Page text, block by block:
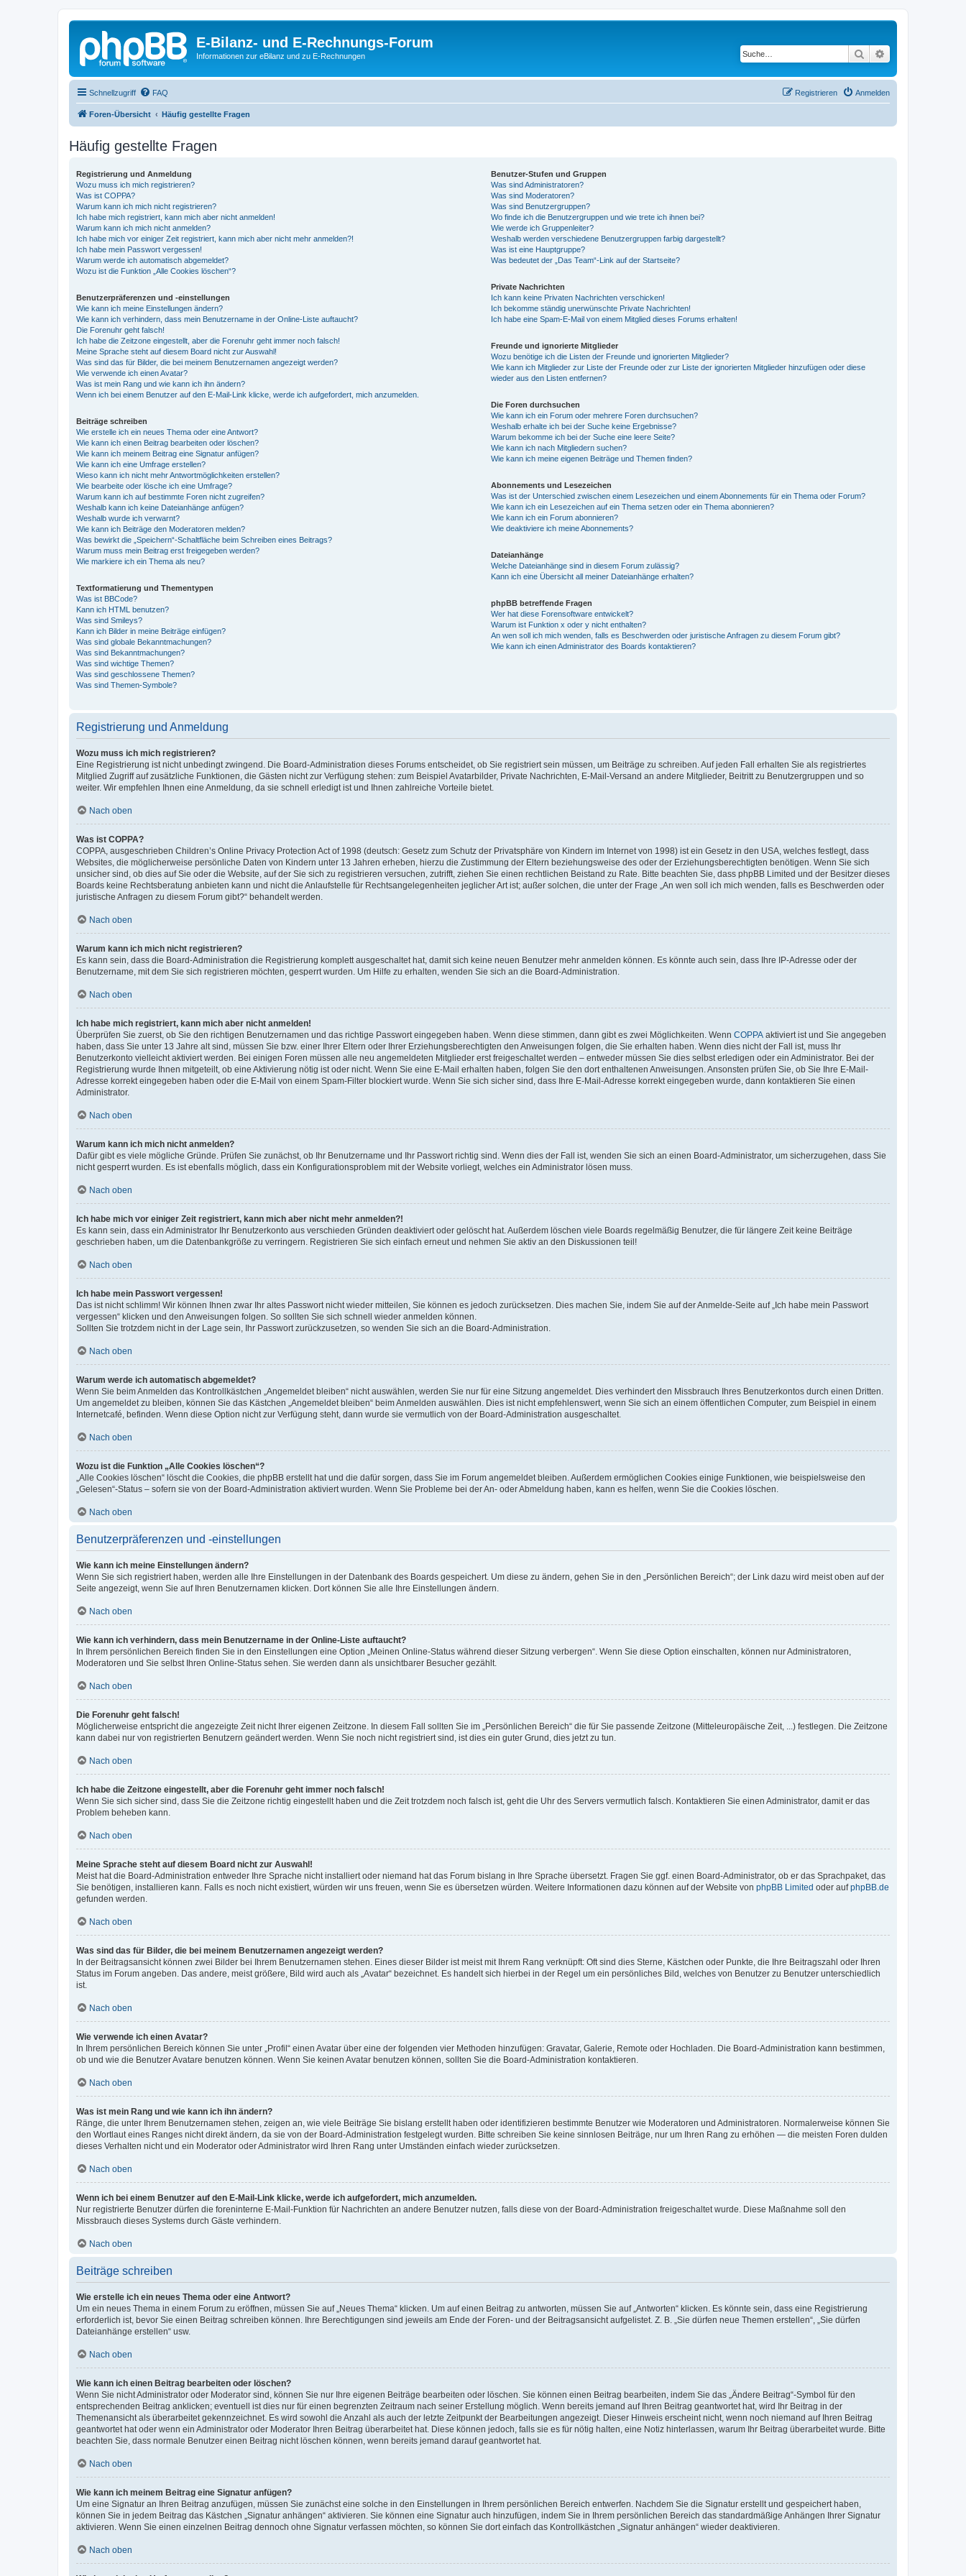
E-Bilanz- und E-Rechnungs-Forum
Informationen zur eBilanz und zu E-Rechnungen Suche
Schnellzugriff FAQ Anmelden
Registrieren
Foren-Übersicht Häufig gestellte Fragen
Häufig gestellte Fragen
Registrierung und Anmeldung
Wozu muss ich mich registrieren?
Was ist COPPA?
Warum kann ich mich nicht registrieren?
Ich habe mich registriert, kann mich aber nicht anmelden!
Warum kann ich mich nicht anmelden?
Ich habe mich vor einiger Zeit registriert, kann mich aber nicht mehr anmelden?!
Ich habe mein Passwort vergessen!
Warum werde ich automatisch abgemeldet?
Wozu ist die Funktion „Alle Cookies löschen“?
Benutzerpräferenzen und -einstellungen
Wie kann ich meine Einstellungen ändern?
Wie kann ich verhindern, dass mein Benutzername in der Online-Liste auftaucht?
Die Forenuhr geht falsch!
Ich habe die Zeitzone eingestellt, aber die Forenuhr geht immer noch falsch!
Meine Sprache steht auf diesem Board nicht zur Auswahl!
Was sind das für Bilder, die bei meinem Benutzernamen angezeigt werden?
Wie verwende ich einen Avatar?
Was ist mein Rang und wie kann ich ihn ändern?
Wenn ich bei einem Benutzer auf den E-Mail-Link klicke, werde ich aufgefordert, mich anzumelden.
Beiträge schreiben
Wie erstelle ich ein neues Thema oder eine Antwort?
Wie kann ich einen Beitrag bearbeiten oder löschen?
Wie kann ich meinem Beitrag eine Signatur anfügen?
Wie kann ich eine Umfrage erstellen?
Wieso kann ich nicht mehr Antwortmöglichkeiten erstellen?
Wie bearbeite oder lösche ich eine Umfrage?
Warum kann ich auf bestimmte Foren nicht zugreifen?
Weshalb kann ich keine Dateianhänge anfügen?
Weshalb wurde ich verwarnt?
Wie kann ich Beiträge den Moderatoren melden?
Was bewirkt die „Speichern“-Schaltfläche beim Schreiben eines Beitrags?
Warum muss mein Beitrag erst freigegeben werden?
Wie markiere ich ein Thema als neu?
Textformatierung und Thementypen
Was ist BBCode?
Kann ich HTML benutzen?
Was sind Smileys?
Kann ich Bilder in meine Beiträge einfügen?
Was sind globale Bekanntmachungen?
Was sind Bekanntmachungen?
Was sind wichtige Themen?
Was sind geschlossene Themen?
Was sind Themen-Symbole?
Benutzer-Stufen und Gruppen
Was sind Administratoren?
Was sind Moderatoren?
Was sind Benutzergruppen?
Wo finde ich die Benutzergruppen und wie trete ich ihnen bei?
Wie werde ich Gruppenleiter?
Weshalb werden verschiedene Benutzergruppen farbig dargestellt?
Was ist eine Hauptgruppe?
Was bedeutet der „Das Team“-Link auf der Startseite?
Private Nachrichten
Ich kann keine Privaten Nachrichten verschicken!
Ich bekomme ständig unerwünschte Private Nachrichten!
Ich habe eine Spam-E-Mail von einem Mitglied dieses Forums erhalten!
Freunde und ignorierte Mitglieder
Wozu benötige ich die Listen der Freunde und ignorierten Mitglieder?
Wie kann ich Mitglieder zur Liste der Freunde oder zur Liste der ignorierten Mitglieder hinzufügen oder diese
wieder aus den Listen entfernen?
Die Foren durchsuchen
Wie kann ich ein Forum oder mehrere Foren durchsuchen?
Weshalb erhalte ich bei der Suche keine Ergebnisse?
Warum bekomme ich bei der Suche eine leere Seite?
Wie kann ich nach Mitgliedern suchen?
Wie kann ich meine eigenen Beiträge und Themen finden?
Abonnements und Lesezeichen
Was ist der Unterschied zwischen einem Lesezeichen und einem Abonnements für ein Thema oder Forum?
Wie kann ich ein Lesezeichen auf ein Thema setzen oder ein Thema abonnieren?
Wie kann ich ein Forum abonnieren?
Wie deaktiviere ich meine Abonnements?
Dateianhänge
Welche Dateianhänge sind in diesem Forum zulässig?
Kann ich eine Übersicht all meiner Dateianhänge erhalten?
phpBB betreffende Fragen
Wer hat diese Forensoftware entwickelt?
Warum ist Funktion x oder y nicht enthalten?
An wen soll ich mich wenden, falls es Beschwerden oder juristische Anfragen zu diesem Forum gibt?
Wie kann ich einen Administrator des Boards kontaktieren?
Registrierung und Anmeldung
Wozu muss ich mich registrieren?
Eine Registrierung ist nicht unbedingt zwingend. Die Board-Administration dieses Forums entscheidet, ob Sie registriert sein müssen, um Beiträge zu schreiben. Auf jeden Fall erhalten Sie als registriertes
Mitglied Zugriff auf zusätzliche Funktionen, die Gästen nicht zur Verfügung stehen: zum Beispiel Avatarbilder, Private Nachrichten, E-Mail-Versand an andere Mitglieder, Beitritt zu Benutzergruppen und so
weiter. Wir empfehlen Ihnen eine Anmeldung, da sie schnell erledigt ist und Ihnen zahlreiche Vorteile bietet.
Nach oben
Was ist COPPA?
COPPA, ausgeschrieben Children’s Online Privacy Protection Act of 1998 (deutsch: Gesetz zum Schutz der Privatsphäre von Kindern im Internet von 1998) ist ein Gesetz in den USA, welches festlegt, dass
Websites, die möglicherweise persönliche Daten von Kindern unter 13 Jahren erheben, hierzu die Zustimmung der Eltern beziehungsweise des oder der Erziehungsberechtigten benötigen. Wenn Sie sich
unsicher sind, ob dies auf Sie oder die Website, auf der Sie sich zu registrieren versuchen, zutrifft, ziehen Sie einen rechtlichen Beistand zu Rate. Bitte beachten Sie, dass phpBB Limited und der Besitzer dieses
Boards keine Rechtsberatung anbieten kann und nicht die Anlaufstelle für Rechtsangelegenheiten jeglicher Art ist; außer solchen, die unter der Frage „An wen soll ich mich wenden, falls es Beschwerden oder
juristische Anfragen zu diesem Forum gibt?“ behandelt werden.
Nach oben
Warum kann ich mich nicht registrieren?
Es kann sein, dass die Board-Administration die Registrierung komplett ausgeschaltet hat, damit sich keine neuen Benutzer mehr anmelden können. Es könnte auch sein, dass Ihre IP-Adresse oder der
Benutzername, mit dem Sie sich registrieren möchten, gesperrt wurden. Um Hilfe zu erhalten, wenden Sie sich an die Board-Administration.
Nach oben
Ich habe mich registriert, kann mich aber nicht anmelden!
Überprüfen Sie zuerst, ob Sie den richtigen Benutzernamen und das richtige Passwort eingegeben haben. Wenn diese stimmen, dann gibt es zwei Möglichkeiten. Wenn COPPA aktiviert ist und Sie angegeben
haben, dass Sie unter 13 Jahre alt sind, müssen Sie bzw. einer Ihrer Eltern oder Ihrer Erziehungsberechtigten den Anweisungen folgen, die Sie erhalten haben. Wenn dies nicht der Fall ist, muss Ihr
Benutzerkonto vielleicht aktiviert werden. Bei einigen Foren müssen alle neu angemeldeten Mitglieder erst freigeschaltet werden – entweder müssen Sie dies selbst erledigen oder ein Administrator. Bei der
Registrierung wurde Ihnen mitgeteilt, ob eine Aktivierung nötig ist oder nicht. Wenn Sie eine E-Mail erhalten haben, folgen Sie den dort enthaltenen Anweisungen. Ansonsten prüfen Sie, ob Sie Ihre E-Mail-
Adresse korrekt eingegeben haben oder die E-Mail von einem Spam-Filter blockiert wurde. Wenn Sie sich sicher sind, dass Ihre E-Mail-Adresse korrekt eingegeben wurde, dann kontaktieren Sie einen
Administrator.
Nach oben
Warum kann ich mich nicht anmelden?
Dafür gibt es viele mögliche Gründe. Prüfen Sie zunächst, ob Ihr Benutzername und Ihr Passwort richtig sind. Wenn dies der Fall ist, wenden Sie sich an einen Board-Administrator, um sicherzugehen, dass Sie
nicht gesperrt wurden. Es ist ebenfalls möglich, dass ein Konfigurationsproblem mit der Website vorliegt, welches ein Administrator lösen muss.
Nach oben
Ich habe mich vor einiger Zeit registriert, kann mich aber nicht mehr anmelden?!
Es kann sein, dass ein Administrator Ihr Benutzerkonto aus verschieden Gründen deaktiviert oder gelöscht hat. Außerdem löschen viele Boards regelmäßig Benutzer, die für längere Zeit keine Beiträge
geschrieben haben, um die Datenbankgröße zu verringern. Registrieren Sie sich einfach erneut und nehmen Sie aktiv an den Diskussionen teil!
Nach oben
Ich habe mein Passwort vergessen!
Das ist nicht schlimm! Wir können Ihnen zwar Ihr altes Passwort nicht wieder mitteilen, Sie können es jedoch zurücksetzen. Dies machen Sie, indem Sie auf der Anmelde-Seite auf „Ich habe mein Passwort
vergessen“ klicken und den Anweisungen folgen. So sollten Sie sich schnell wieder anmelden können.
Sollten Sie trotzdem nicht in der Lage sein, Ihr Passwort zurückzusetzen, so wenden Sie sich an die Board-Administration.
Nach oben
Warum werde ich automatisch abgemeldet?
Wenn Sie beim Anmelden das Kontrollkästchen „Angemeldet bleiben“ nicht auswählen, werden Sie nur für eine Sitzung angemeldet. Dies verhindert den Missbrauch Ihres Benutzerkontos durch einen Dritten.
Um angemeldet zu bleiben, können Sie das Kästchen „Angemeldet bleiben“ beim Anmelden auswählen. Dies ist nicht empfehlenswert, wenn Sie sich an einem öffentlichen Computer, zum Beispiel in einem
Internetcafé, befinden. Wenn diese Option nicht zur Verfügung steht, dann wurde sie vermutlich von der Board-Administration ausgeschaltet.
Nach oben
Wozu ist die Funktion „Alle Cookies löschen“?
„Alle Cookies löschen“ löscht die Cookies, die phpBB erstellt hat und die dafür sorgen, dass Sie im Forum angemeldet bleiben. Außerdem ermöglichen Cookies einige Funktionen, wie beispielsweise den
„Gelesen“-Status – sofern sie von der Board-Administration aktiviert wurden. Wenn Sie Probleme bei der An- oder Abmeldung haben, kann es helfen, wenn Sie die Cookies löschen.
Nach oben
Benutzerpräferenzen und -einstellungen
Wie kann ich meine Einstellungen ändern?
Wenn Sie sich registriert haben, werden alle Ihre Einstellungen in der Datenbank des Boards gespeichert. Um diese zu ändern, gehen Sie in den „Persönlichen Bereich“; der Link dazu wird meist oben auf der
Seite angezeigt, wenn Sie auf Ihren Benutzernamen klicken. Dort können Sie alle Ihre Einstellungen ändern.
Nach oben
Wie kann ich verhindern, dass mein Benutzername in der Online-Liste auftaucht?
In Ihrem persönlichen Bereich finden Sie in den Einstellungen eine Option „Meinen Online-Status während dieser Sitzung verbergen“. Wenn Sie diese Option einschalten, können nur Administratoren,
Moderatoren und Sie selbst Ihren Online-Status sehen. Sie werden dann als unsichtbarer Besucher gezählt.
Nach oben
Die Forenuhr geht falsch!
Möglicherweise entspricht die angezeigte Zeit nicht Ihrer eigenen Zeitzone. In diesem Fall sollten Sie im „Persönlichen Bereich“ die für Sie passende Zeitzone (Mitteleuropäische Zeit, ...) festlegen. Die Zeitzone
kann dabei nur von registrierten Benutzern geändert werden. Wenn Sie noch nicht registriert sind, ist dies ein guter Grund, dies jetzt zu tun.
Nach oben
Ich habe die Zeitzone eingestellt, aber die Forenuhr geht immer noch falsch!
Wenn Sie sich sicher sind, dass Sie die Zeitzone richtig eingestellt haben und die Zeit trotzdem noch falsch ist, geht die Uhr des Servers vermutlich falsch. Kontaktieren Sie einen Administrator, damit er das
Problem beheben kann.
Nach oben
Meine Sprache steht auf diesem Board nicht zur Auswahl!
Meist hat die Board-Administration entweder Ihre Sprache nicht installiert oder niemand hat das Forum bislang in Ihre Sprache übersetzt. Fragen Sie ggf. einen Board-Administrator, ob er das Sprachpaket, das
Sie benötigen, installieren kann. Falls es noch nicht existiert, würden wir uns freuen, wenn Sie es übersetzen würden. Weitere Informationen dazu können auf der Website von phpBB Limited oder aufphpBB.de
gefunden werden.
Nach oben
Was sind das für Bilder, die bei meinem Benutzernamen angezeigt werden?
In der Beitragsansicht können zwei Bilder bei Ihrem Benutzernamen stehen. Eines dieser Bilder ist meist mit Ihrem Rang verknüpft: Oft sind dies Sterne, Kästchen oder Punkte, die Ihre Beitragszahl oder Ihren
Status im Forum angeben. Das andere, meist größere, Bild wird auch als „Avatar“ bezeichnet. Es handelt sich hierbei in der Regel um ein persönliches Bild, welches von Benutzer zu Benutzer unterschiedlich
ist.
Nach oben
Wie verwende ich einen Avatar?
In Ihrem persönlichen Bereich können Sie unter „Profil“ einen Avatar über eine der folgenden vier Methoden hinzufügen: Gravatar, Galerie, Remote oder Hochladen. Die Board-Administration kann bestimmen,
ob und wie die Benutzer Avatare benutzen können. Wenn Sie keinen Avatar benutzen können, sollten Sie die Board-Administration kontaktieren.
Nach oben
Was ist mein Rang und wie kann ich ihn ändern?
Ränge, die unter Ihrem Benutzernamen stehen, zeigen an, wie viele Beiträge Sie bislang erstellt haben oder identifizieren bestimmte Benutzer wie Moderatoren und Administratoren. Normalerweise können Sie
den Wortlaut eines Ranges nicht direkt ändern, da sie von der Board-Administration festgelegt wurden. Bitte schreiben Sie keine sinnlosen Beiträge, nur um Ihren Rang zu erhöhen — die meisten Foren dulden
dieses Verhalten nicht und ein Moderator oder Administrator wird Ihren Rang unter Umständen einfach wieder zurücksetzen.
Nach oben
Wenn ich bei einem Benutzer auf den E-Mail-Link klicke, werde ich aufgefordert, mich anzumelden.
Nur registrierte Benutzer dürfen die foreninterne E-Mail-Funktion für Nachrichten an andere Benutzer nutzen, falls diese von der Board-Administration freigeschaltet wurde. Diese Maßnahme soll den
Missbrauch dieses Systems durch Gäste verhindern.
Nach oben
Beiträge schreiben
Wie erstelle ich ein neues Thema oder eine Antwort?
Um ein neues Thema in einem Forum zu eröffnen, müssen Sie auf „Neues Thema“ klicken. Um auf einen Beitrag zu antworten, müssen Sie auf „Antworten“ klicken. Es könnte sein, dass eine Registrierung
erforderlich ist, bevor Sie einen Beitrag schreiben können. Ihre Berechtigungen sind jeweils am Ende der Foren- und der Beitragsansicht aufgelistet. Z. B. „Sie dürfen neue Themen erstellen“, „Sie dürfen
Dateianhänge erstellen“ usw.
Nach oben
Wie kann ich einen Beitrag bearbeiten oder löschen?
Wenn Sie nicht Administrator oder Moderator sind, können Sie nur Ihre eigenen Beiträge bearbeiten oder löschen. Sie können einen Beitrag bearbeiten, indem Sie das „Ändere Beitrag“-Symbol für den
entsprechenden Beitrag anklicken; eventuell ist dies nur für einen begrenzten Zeitraum nach seiner Erstellung möglich. Wenn bereits jemand auf Ihren Beitrag geantwortet hat, wird Ihr Beitrag in der
Themenansicht als überarbeitet gekennzeichnet. Es wird sowohl die Anzahl als auch der letzte Zeitpunkt der Bearbeitungen angezeigt. Dieser Hinweis erscheint nicht, wenn noch niemand auf Ihren Beitrag
geantwortet hat oder wenn ein Administrator oder Moderator Ihren Beitrag überarbeitet hat. Diese können jedoch, falls sie es für nötig halten, eine Notiz hinterlassen, warum Ihr Beitrag überarbeitet wurde. Bitte
beachten Sie, dass normale Benutzer einen Beitrag nicht löschen können, wenn bereits jemand darauf geantwortet hat.
Nach oben
Wie kann ich meinem Beitrag eine Signatur anfügen?
Um eine Signatur an Ihren Beitrag anzufügen, müssen Sie zunächst eine solche in den Einstellungen in Ihrem persönlichen Bereich entwerfen. Nachdem Sie die Signatur erstellt und gespeichert haben,
können Sie in jedem Beitrag das Kästchen „Signatur anhängen“ aktivieren. Sie können eine Signatur auch hinzufügen, indem Sie in Ihrem persönlichen Bereich das standardmäßige Anhängen Ihrer Signatur
aktivieren. Wenn Sie einen einzelnen Beitrag dennoch ohne Signatur verfassen möchten, so können Sie dort einfach das Kontrollkästchen „Signatur anhängen“ wieder deaktivieren.
Nach oben